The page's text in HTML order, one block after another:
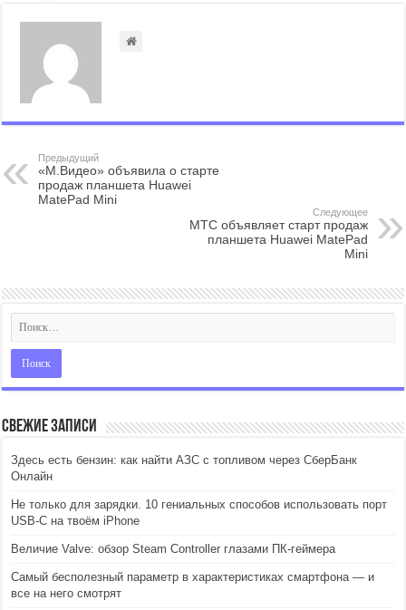
Предыдущий
«М.Видео» объявила о старте
продаж планшета Huawei
MatePad Mini
Следующее
МТС объявляет старт продаж
планшета Huawei MatePad
Mini
Свежие записи
Здесь есть бензин: как найти АЗС с топливом через СберБанк
Онлайн
Не только для зарядки. 10 гениальных способов использовать порт
USB-C на твоём iPhone
Величие Valve: обзор Steam Controller глазами ПК-геймера
Самый бесполезный параметр в характеристиках смартфона — и
все на него смотрят